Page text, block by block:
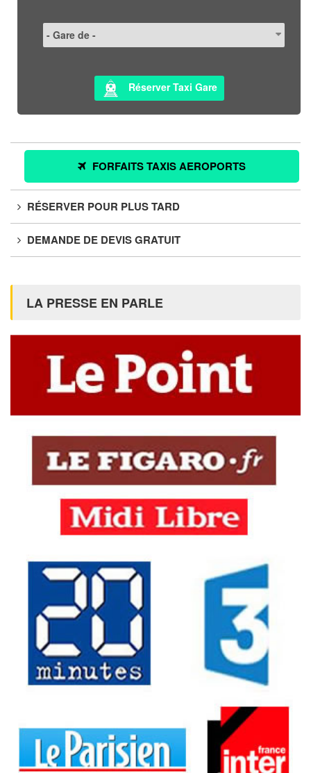
Réserver Taxi Gare
FORFAITS TAXIS AEROPORTS
RÉSERVER POUR PLUS TARD
DEMANDE DE DEVIS GRATUIT
LA PRESSE EN PARLE